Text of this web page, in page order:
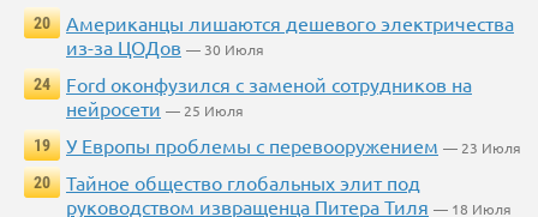
20
Американцы лишаются дешевого электричества
из-за ЦОДов — 30 Июля
24
Ford оконфузился с заменой сотрудников на
нейросети — 25 Июля
19
У Европы проблемы с перевооружением — 23 Июля
20
Тайное общество глобальных элит под
руководством извращенца Питера Тиля — 18 Июля